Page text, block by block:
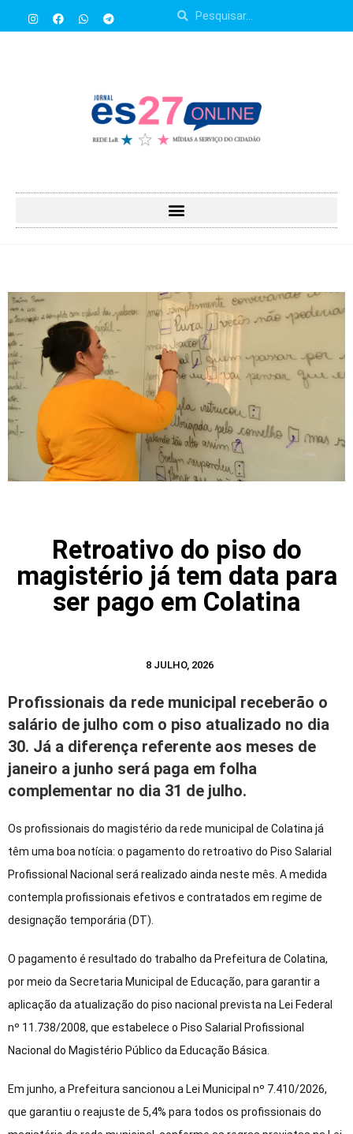
Retroativo do piso do
magistério já tem data para
ser pago em Colatina
8 JULHO, 2026
Profissionais da rede municipal receberão o
salário de julho com o piso atualizado no dia
30. Já a diferença referente aos meses de
janeiro a junho será paga em folha
complementar no dia 31 de julho.
Os profissionais do magistério da rede municipal de Colatina já
têm uma boa notícia: o pagamento do retroativo do Piso Salarial
Profissional Nacional será realizado ainda neste mês. A medida
contempla profissionais efetivos e contratados em regime de
designação temporária (DT).
O pagamento é resultado do trabalho da Prefeitura de Colatina,
por meio da Secretaria Municipal de Educação, para garantir a
aplicação da atualização do piso nacional prevista na Lei Federal
nº 11.738/2008, que estabelece o Piso Salarial Profissional
Nacional do Magistério Público da Educação Básica.
Em junho, a Prefeitura sancionou a Lei Municipal nº 7.410/2026,
que garantiu o reajuste de 5,4% para todos os profissionais do